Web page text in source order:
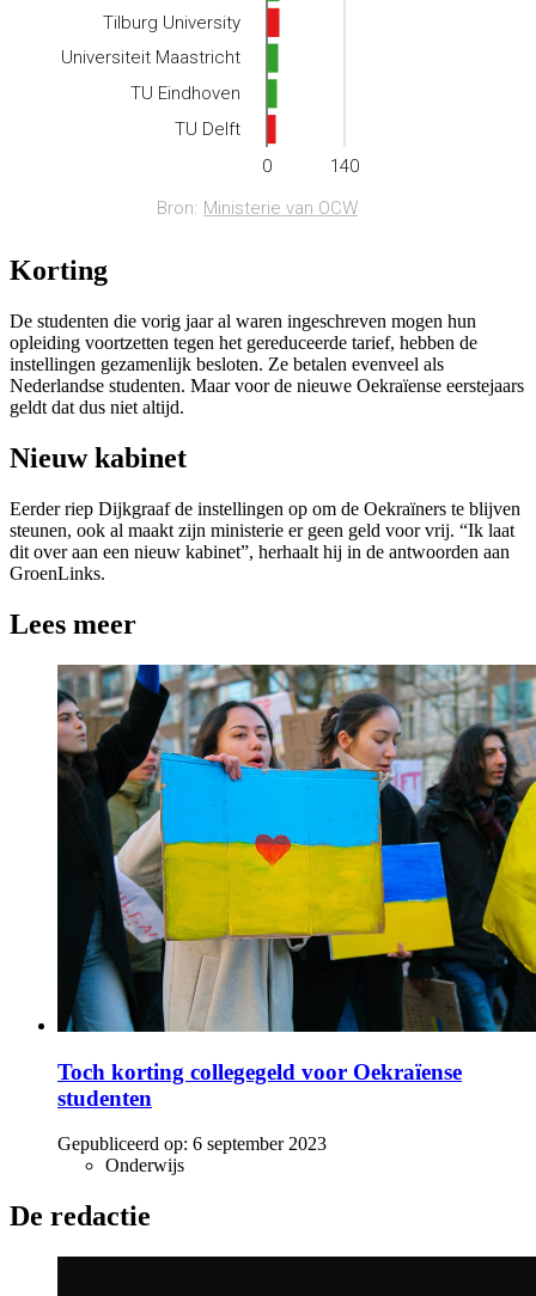
Korting
De studenten die vorig jaar al waren ingeschreven mogen hun
opleiding voortzetten tegen het gereduceerde tarief, hebben de
instellingen gezamenlijk besloten. Ze betalen evenveel als
Nederlandse studenten. Maar voor de nieuwe Oekraïense eerstejaars
geldt dat dus niet altijd.
Nieuw kabinet
Eerder riep Dijkgraaf de instellingen op om de Oekraïners te blijven
steunen, ook al maakt zijn ministerie er geen geld voor vrij. “Ik laat
dit over aan een nieuw kabinet”, herhaalt hij in de antwoorden aan
GroenLinks.
Lees meer
Toch korting collegegeld voor Oekraïense
studenten
Gepubliceerd op: 6 september 2023
Onderwijs
De redactie